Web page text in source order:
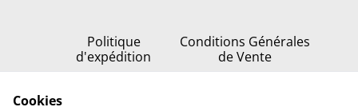
Politique
d'expédition
Conditions Générales
de Vente
Cookies